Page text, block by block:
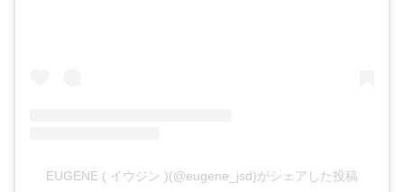
EUGENE ( イウジン )(@eugene_jsd)がシェアした投稿